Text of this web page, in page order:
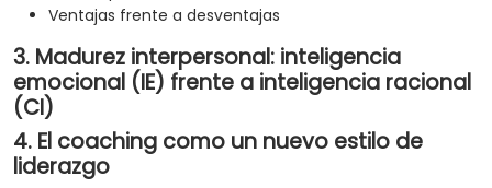
Ventajas frente a desventajas
3. Madurez interpersonal: inteligencia
emocional (IE) frente a inteligencia racional
(CI)
4. El coaching como un nuevo estilo de
liderazgo